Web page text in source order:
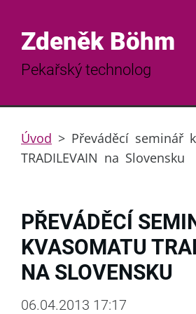
Zdeněk Böhm
Pekařský technolog
Úvod > Převáděcí seminář
TRADILEVAIN na Slovensku
PŘEVÁDĚCÍ
KVASOMATU
NA SLOVENSKU
06.04.2013 17:17